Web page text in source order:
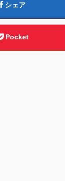
シェア
Pocket